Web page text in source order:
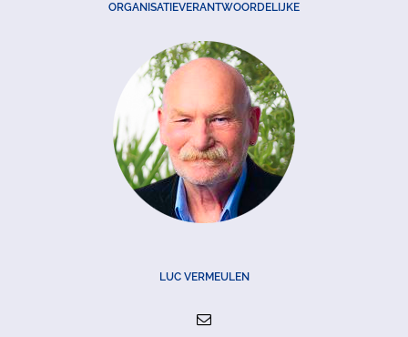
ORGANISATIEVERANTWOORDELIJKE
LUC VERMEULEN